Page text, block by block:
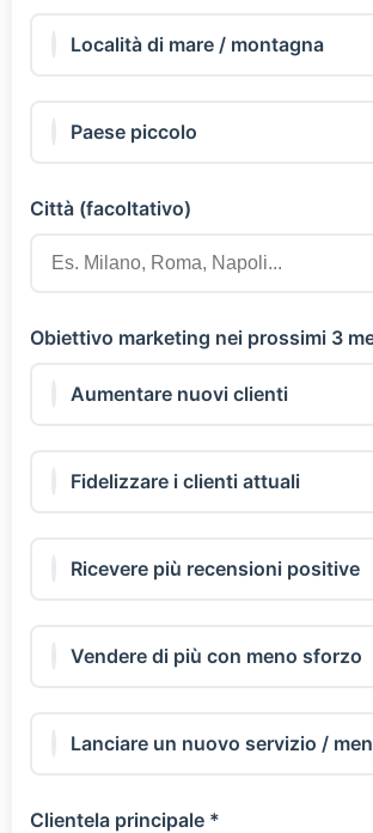
Località di mare / montagna
Paese piccolo
Città (facoltativo)
Obiettivo marketing nei prossimi 3
Aumentare nuovi clienti
Fidelizzare i clienti attuali
Ricevere più recensioni positive
Vendere di più con meno sforzo
Lanciare un nuovo servizio /
Clientela principale *